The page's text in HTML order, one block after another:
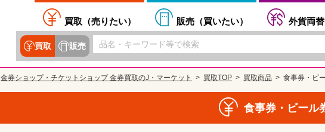
買取（売りたい） 販売（買いたい） 外貨両替
買取 販売
金券ショップ・チケットショップ 金券買取のJ・マーケット 買取TOP 買取商品 食事券・ビ
食事券・ビール